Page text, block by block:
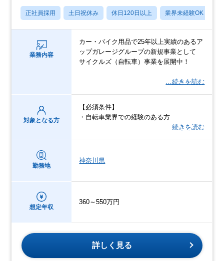
正社員採用 土日祝休み 休日120日以上 業界未経験OK
業務内容
カー・バイク用品で25年以上実績のあるア
ップガレージグループの新規事業として
サイクルズ（自転車）事業を展開中！
…続きを読む
対象となる方
【必須条件】
・自転車業界での経験のある方
…続きを読む
勤務地
神奈川県
想定年収
360～550万円
詳しく見る